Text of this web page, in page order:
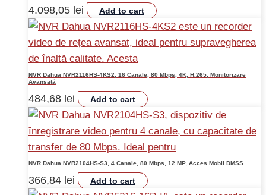
4.098,05 lei Add to cart
NVR Dahua NVR2116HS-4KS2, 16 Canale, 80 Mbps, 4K, H.265, Monitorizare
Avansată
484,68 lei Add to cart
NVR Dahua NVR2104HS-S3, 4 Canale, 80 Mbps, 12 MP, Acces Mobil DMSS
366,84 lei Add to cart